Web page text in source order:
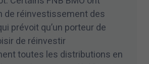
de réinvestissement des
prévoit qu’un porteur de
de réinvestir
toutes les distributions en